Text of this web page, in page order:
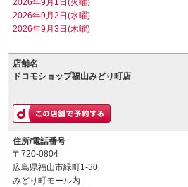
2026年9月1日(火曜)
2026年9月2日(水曜)
2026年9月3日(木曜)
店舗名
ドコモショップ福山みどり町店
住所/電話番号
〒720-0804
広島県福山市緑町1-30
みどり町モール内